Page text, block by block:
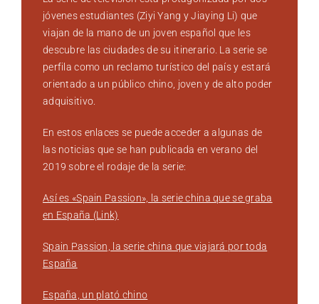
jóvenes estudiantes (Ziyi Yang y Jiaying Li) que
viajan de la mano de un joven español que les
descubre las ciudades de su itinerario. La serie se
perfila como un reclamo turístico del país y estará
orientado a un público chino, joven y de alto poder
adquisitivo.
En estos enlaces se puede acceder a algunas de
las noticias que se han publicada en verano del
2019 sobre el rodaje de la serie:
Así es «Spain Passion», la serie china que se graba
en España (Link)
Spain Passion, la serie china que viajará por toda
España
España, un plató chino